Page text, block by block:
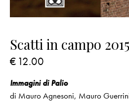
Scatti in campo 2015
€ 12.00
Immagini di Palio
di Mauro Agnesoni, Mauro